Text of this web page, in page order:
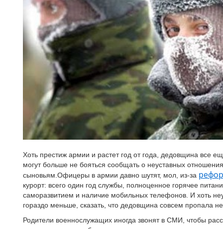
Хоть престиж армии и растет год от года, дедовщина все
могут больше не бояться сообщать о неуставных
сыновьям.Офицеры в армии давно шутят, мол, из-за
курорт: всего один год службы, полноценное горячее
саморазвитием и наличие мобильных телефонов. И хоть
гораздо меньше, сказать, что дедовщина совсем пропала
Родители военнослужащих иногда звонят в СМИ, чтобы